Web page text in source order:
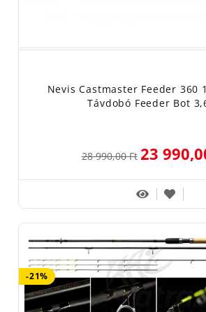
Nevis Castmaster Feeder 360
Távdobó Feeder Bot
28 990,00 Ft 23
-21%